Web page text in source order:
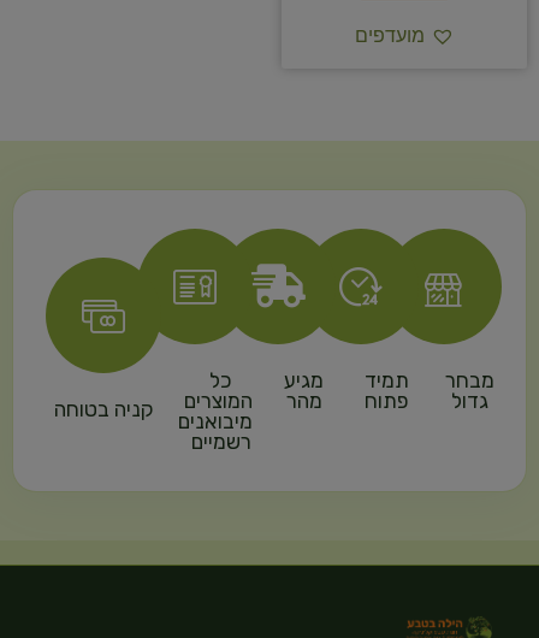
מועדפים
מבחר
גדול
תמיד
פתוח
מגיע
מהר
כל
המוצרים
מיבואנים
רשמיים
קניה בטוחה